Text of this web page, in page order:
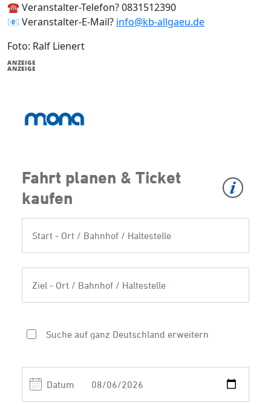
☎️ Veranstalter-Telefon? 0831512390
📧 Veranstalter-E-Mail? info@kb-allgaeu.de
Foto: Ralf Lienert
ANZEIGE
ANZEIGE